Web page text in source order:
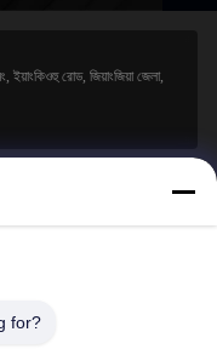
ইয়াংকিওহু রোড, জিয়াংজিয়া জেলা,
for?